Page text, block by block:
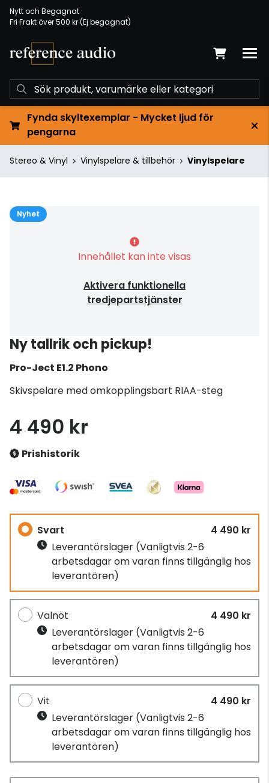
Nytt och Begagnat
Fri Frakt över 500 kr (Ej begagnat)
Fynda skyltexemplar - Mycket ljud för
pengarna
Stereo & Vinyl Vinylspelare & tillbehör Vinylspelare
Nyhet
Innehållet kan inte visas
Aktivera funktionella
tredjepartstjänster
Ny tallrik och pickup!
Pro-Ject E1.2 Phono
Skivspelare med omkopplingsbart RIAA-steg
4 490 kr
Prishistorik
Svart
4 490 kr
Leverantörslager (Vanligtvis 2-6
arbetsdagar om varan finns tillgänglig hos
leverantören)
Valnöt
4 490 kr
Leverantörslager (Vanligtvis 2-6
arbetsdagar om varan finns tillgänglig hos
leverantören)
Vit
4 490 kr
Leverantörslager (Vanligtvis 2-6
arbetsdagar om varan finns tillgänglig hos
leverantören)